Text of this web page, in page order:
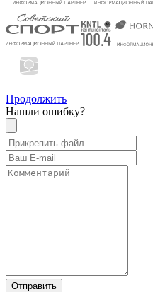
Продолжить
Нашли ошибку?